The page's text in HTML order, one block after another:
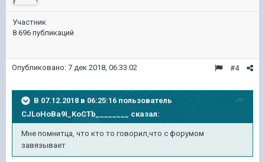
Участник
8 696 публикаций
#4
Опубликовано: 7 дек 2018, 06:33:02
В 07.12.2018 в 06:25:16 пользователь
CJLoHoBa9I_KoCTb________ сказал:
Мне помнитца, что кто то говорил,что с форумом
завязывает